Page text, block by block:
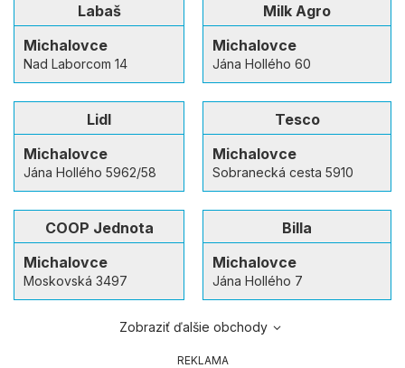
Labaš
Michalovce
Nad Laborcom 14
Milk Agro
Michalovce
Jána Hollého 60
Lidl
Michalovce
Jána Hollého 5962/58
Tesco
Michalovce
Sobranecká cesta 5910
COOP Jednota
Michalovce
Moskovská 3497
Billa
Michalovce
Jána Hollého 7
Zobraziť ďalšie obchody
REKLAMA